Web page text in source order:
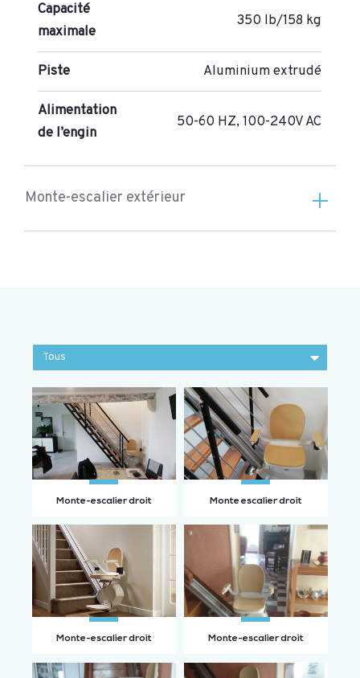
Capacité
maximale
350 lb/158 kg
Piste Aluminium extrudé
Alimentation
de l’engin
50-60 HZ, 100-240V AC
Monte-escalier extérieur
Tous
Monte-escalier droit Monte escalier droit
Monte-escalier droit Monte-escalier droit